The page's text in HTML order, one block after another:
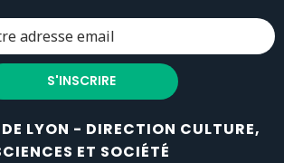
LYON - DIRECTION CULTURE,
ET SOCIÉTÉ